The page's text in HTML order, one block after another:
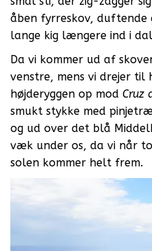
åben fyrreskov,
lange kig længere ind i
Da vi kommer ud af
venstre, mens vi drejer til
højderyggen op mod Cruz
smukt stykke med
og ud over det blå
væk under os, da vi når
solen kommer helt frem.